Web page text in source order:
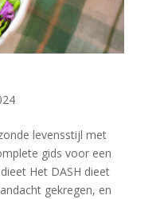
levensstijl met
gids voor een
Het DASH dieet
gekregen, en